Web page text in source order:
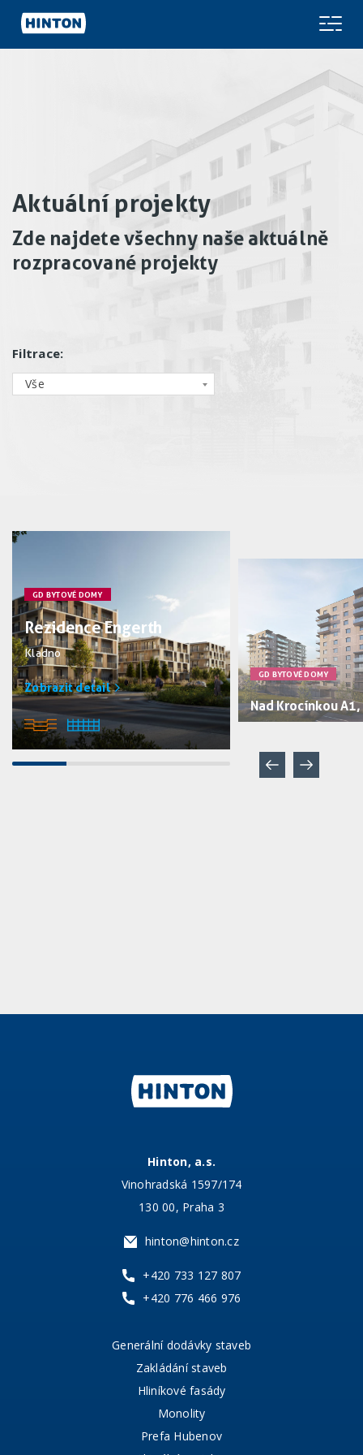
Aktuální projekty
Zde najdete všechny naše aktuálně
rozpracované projekty
Filtrace:
Vše
GD BYTOVÉ DOMY
Rezidence Engerth
Kladno
Zobrazit detail
GD BYTOVÉ DOMY
Nad Krocínkou A1,
Hinton, a.s.
Vinohradská 1597/174
130 00, Praha 3
hinton@hinton.cz
+420 733 127 807
+420 776 466 976
Generální dodávky staveb
Zakládání staveb
Hliníkové fasády
Monolity
Prefa Hubenov